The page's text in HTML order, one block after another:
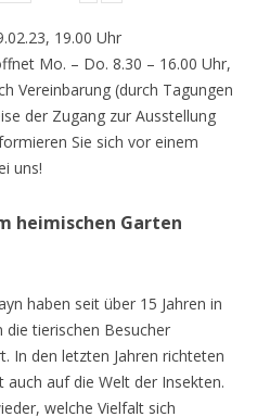
19.00 Uhr
Mo. – Do. 8.30 – 16.00 Uhr,
Vereinbarung (durch Tagungen
der Zugang zur Ausstellung
Sie sich vor einem
uns!
heimischen Garten
haben seit über 15 Jahren in
tierischen Besucher
In den letzten Jahren richteten
auf die Welt der Insekten.
welche Vielfalt sich